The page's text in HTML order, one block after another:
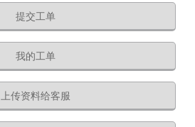
提交工单
我的工单
上传资料给客服